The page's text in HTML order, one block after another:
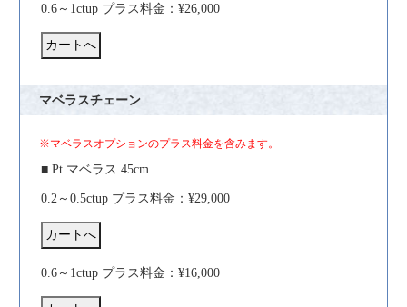
0.6～1ctup プラス料金：¥26,000
マベラスチェーン
※マベラスオプションのプラス料金を含みます。
■ Pt マベラス 45cm
0.2～0.5ctup プラス料金：¥29,000
0.6～1ctup プラス料金：¥16,000